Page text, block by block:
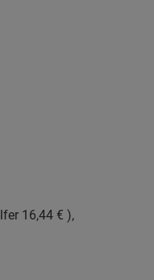
16,44 € ),